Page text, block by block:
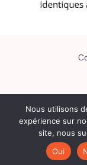
Nous utilisons
expérience sur
site, nous
Oui